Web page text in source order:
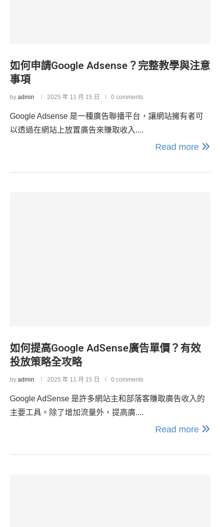
如何申請Google Adsense？完整教學與注意
事項
by admin 2025 年 11 月 15 日 0 comments
Google Adsense 是一種廣告聯播平台，讓網站擁有者可
以透過在網站上放置廣告來賺取收入....
Read more
如何提高Google AdSense廣告單價？有效
投放策略全攻略
by admin 2025 年 11 月 15 日 0 comments
Google AdSense 是許多網站主和部落客賺取廣告收入的
主要工具。除了增加流量外，提高廣....
Read more